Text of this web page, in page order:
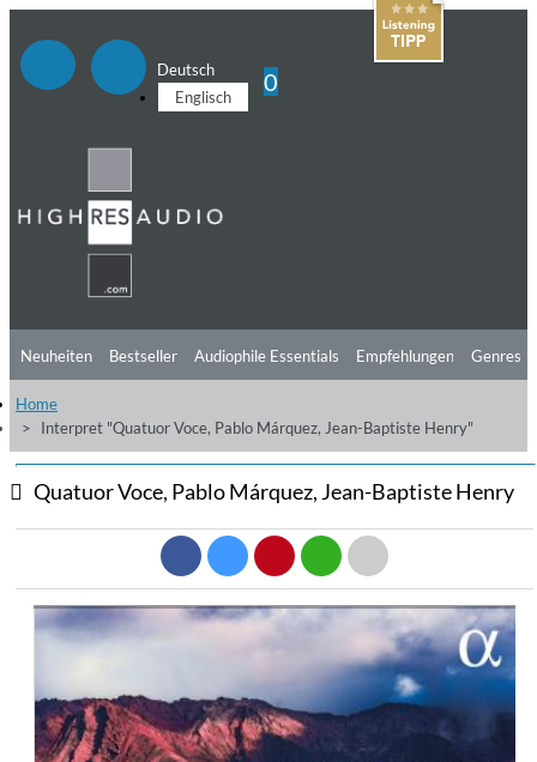
Deutsch
Englisch
0
Neuheiten Bestseller Audiophile Essentials Empfehlungen
Hörtipps
Videos
Genres
Home
Interpret "Quatuor Voce, Pablo Márquez, Jean-Baptiste Henry"
Quatuor Voce, Pablo Márquez, Jean-Baptiste Henry